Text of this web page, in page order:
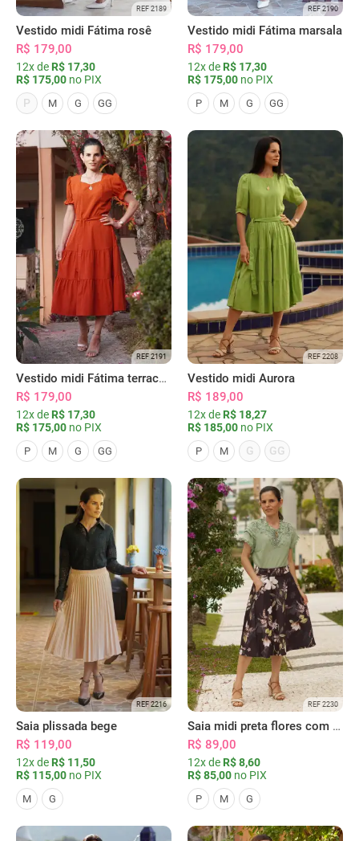
REF 2189
Vestido midi Fátima rosê
R$ 179,00
12x de R$ 17,30
R$ 175,00 no PIX
P
M G GG
REF 2190
Vestido midi Fátima marsala
R$ 179,00
12x de R$ 17,30
R$ 175,00 no PIX
P M G GG
REF 2191
Vestido midi Fátima terracota
R$ 179,00
12x de R$ 17,30
R$ 175,00 no PIX
P M G GG
REF 2208
Vestido midi Aurora
R$ 189,00
12x de R$ 18,27
R$ 185,00 no PIX
P M G GG
REF 2216
Saia plissada bege
R$ 119,00
12x de R$ 11,50
R$ 115,00 no PIX
M G
REF 2230
Saia midi preta flores com bolsos
R$ 89,00
12x de R$ 8,60
R$ 85,00 no PIX
P M G